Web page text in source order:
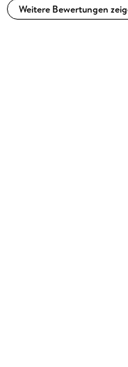
Johannes nach Rom
besuchen.
Weitere Bewertungen